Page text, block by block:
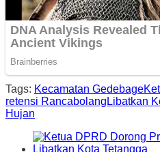
Tags: Kecamatan Gedebage
retensi Rancabolang Libatkan
Hujan